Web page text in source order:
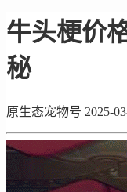
牛头梗价
秘
原生态宠物号 2025-